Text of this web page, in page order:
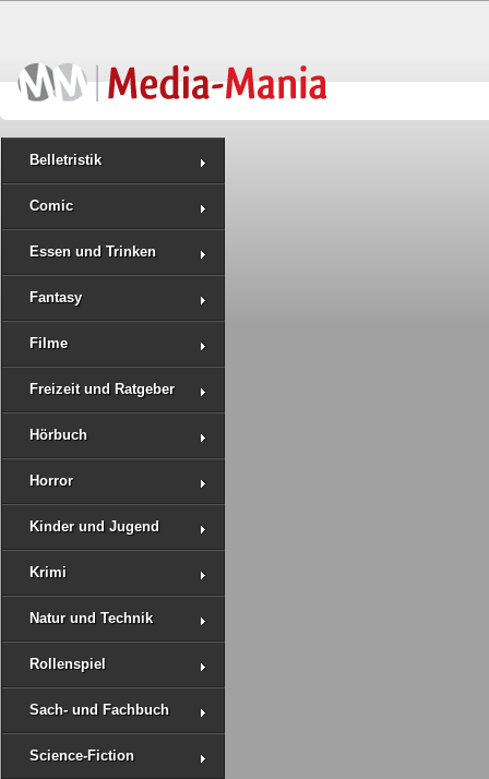
Belletristik
Comic
Essen und Trinken
Fantasy
Filme
Freizeit und Ratgeber
Hörbuch
Horror
Kinder und Jugend
Krimi
Natur und Technik
Rollenspiel
Sach- und Fachbuch
Science-Fiction